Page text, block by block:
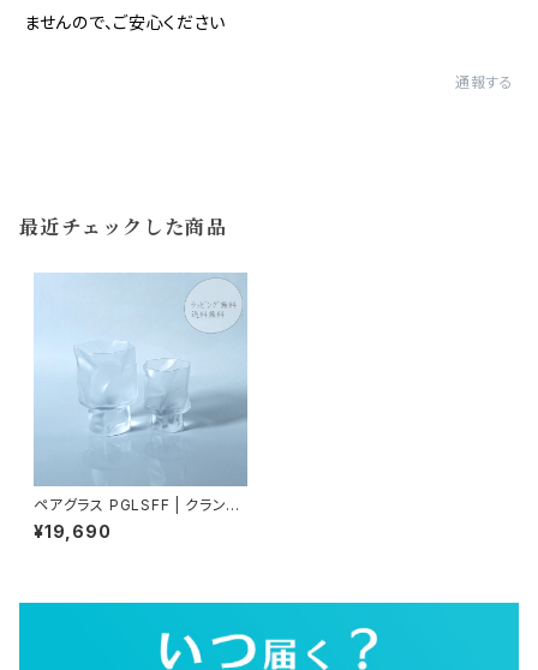
ませんので、ご安心ください
通報する
最近チェックした商品
ペアグラス PGLSFF | クランプ
ル ワイン L & S 〈フロストx2〉
木村硝子店 | しわ 小松誠 【美
¥19,690